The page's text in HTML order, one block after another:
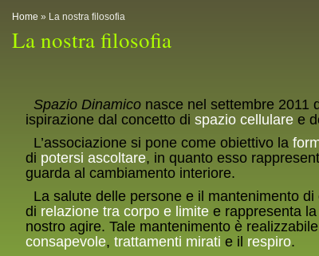
Home » La nostra filosofia
La nostra filosofia
Spazio Dinamico nasce nel settembre 2011
ispirazione dal concetto di spazio cellulare e
L’associazione si pone come obiettivo la
di potersi ascoltare, in quanto esso
guarda al cambiamento interiore.
La salute delle persone e il mantenimento
di relazione tra corpo e limite e rappresenta
nostro agire. Tale mantenimento è
consapevole, trattamenti mirati e il respiro.